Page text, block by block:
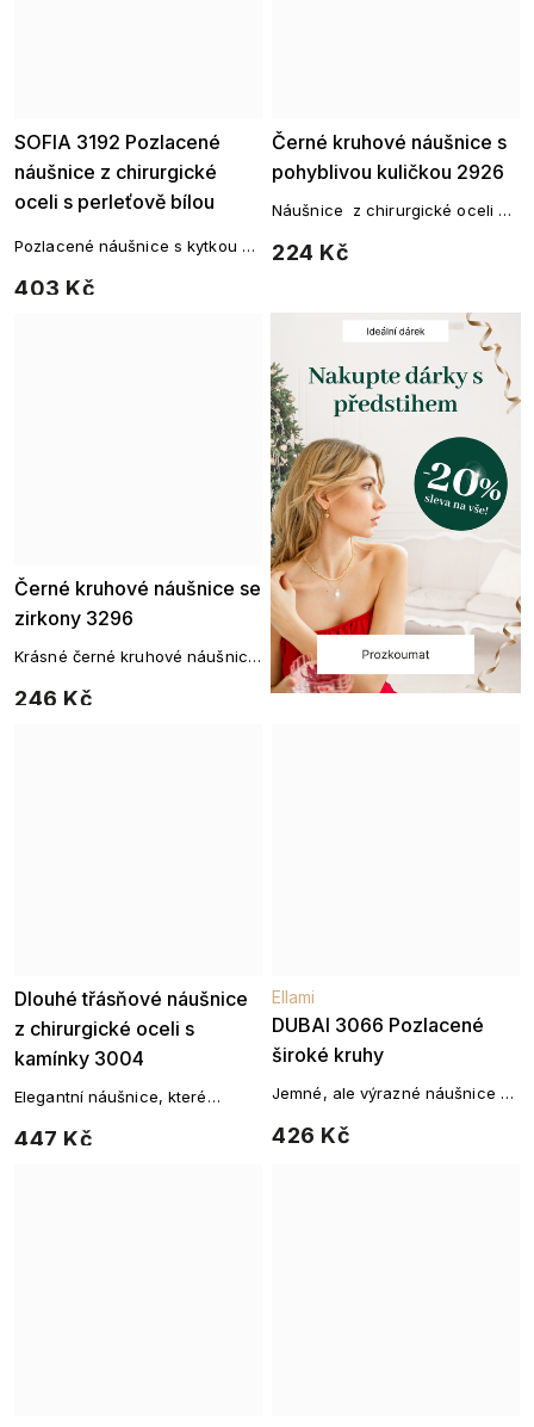
SOFIA 3192 Pozlacené
náušnice z chirurgické
oceli s perleťově bílou
Ellami
403 Kč
Pozlacené náušnice s kytkou z
Černé kruhové náušnice s
pohyblivou kuličkou 2926
224 Kč
Náušnice z chirurgické oceli v
pohyblivou kuličkou.
Černé kruhové náušnice se
zirkony 3296
246 Kč
Krásné černé kruhové náušnice
pro každodenní nošení, ale i
Dlouhé třásňové náušnice
z chirurgické oceli s
kamínky 3004
447 Kč
Elegantní náušnice, které
řetízky pro okouzlující večerní
DUBAI 3066 Pozlacené
široké kruhy
Ellami
426 Kč
Jemné, ale výrazné náušnice v
každodenní eleganci.